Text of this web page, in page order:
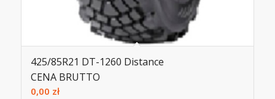
425/85R21 DT-1260 Distance
CENA BRUTTO
0,00 zł